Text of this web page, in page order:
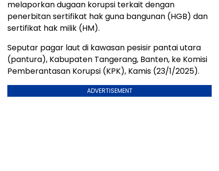
melaporkan dugaan korupsi terkait dengan
penerbitan sertifikat hak guna bangunan (HGB) dan
sertifikat hak milik (HM).
Seputar pagar laut di kawasan pesisir pantai utara
(pantura), Kabupaten Tangerang, Banten, ke Komisi
Pemberantasan Korupsi (KPK), Kamis (23/1/2025).
ADVERTISEMENT